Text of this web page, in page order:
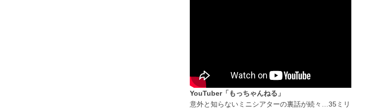
YouTuber「もっちゃんねる」
意外と知らないミニシアターの裏話が続々…35ミリ